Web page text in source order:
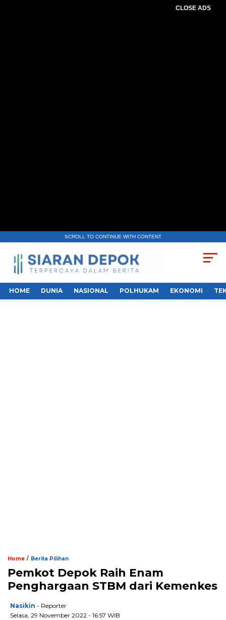
CLOSE ADS
SCROLL TO CONTINUE WITH CONTENT
HOME DUNIA NASIONAL POLHUKAM EKONOMI
Home / Berita Pilihan
Pemkot Depok Raih Enam
Penghargaan STBM dari Kemenkes
Nasikin - Reporter
Selasa, 29 November 2022 - 16:57 WIB